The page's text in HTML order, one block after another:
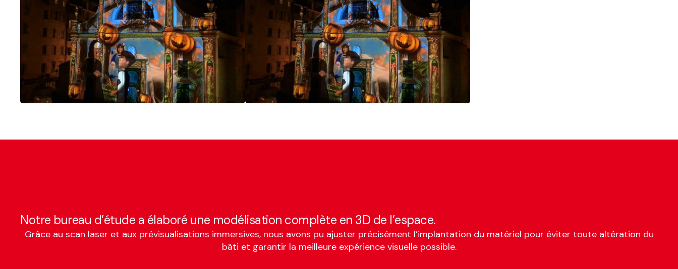
Notre bureau d’étude a élaboré une modélisation complète en 3D de l’espace.
Grâce au scan laser et aux prévisualisations immersives, nous avons pu ajuster précisément l’implantation du matériel pour éviter toute altération du
bâti et garantir la meilleure expérience visuelle possible.